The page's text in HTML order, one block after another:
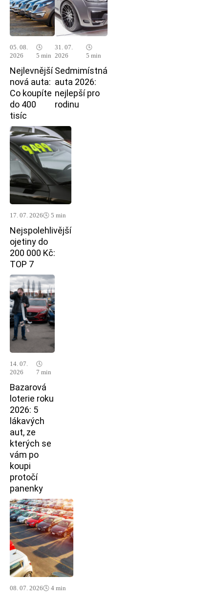
05. 08.
2026
🕓
5 min
Nejlevnější
nová auta:
Co koupíte
do 400
tisíc
31. 07.
2026
🕓
5 min
Sedmimístná
auta 2026:
nejlepší pro
rodinu
17. 07. 2026🕓 5 min
Nejspolehlivější
ojetiny do
200 000 Kč:
TOP 7
14. 07.
2026
🕓
7 min
Bazarová
loterie roku
2026: 5
lákavých
aut, ze
kterých se
vám po
koupi
protočí
panenky
08. 07. 2026🕓 4 min